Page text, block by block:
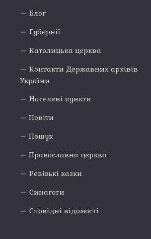
Блог
Губернії
Католицька церква
Контакти Державних архівів
України
Населені пункти
Повіти
Пошук
Православна церква
Ревізькі казки
Синагоги
Сповідні відомості